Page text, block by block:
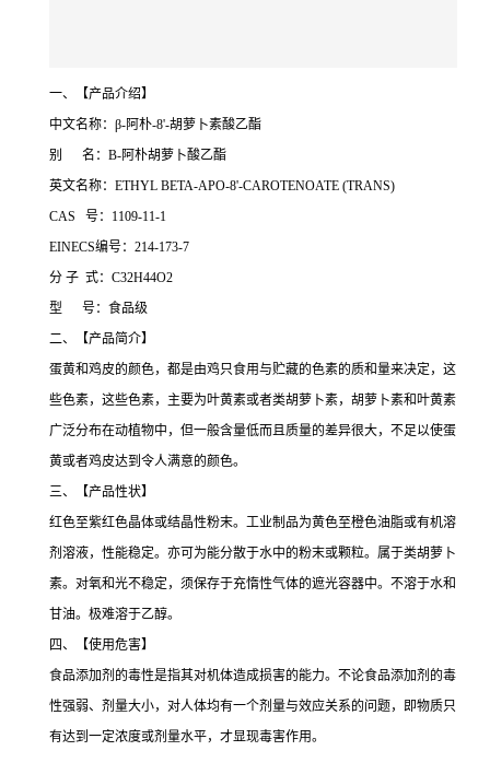
一、【产品介绍】
中文名称：β-阿朴-8'-胡萝卜素酸乙酯
别 名：B-阿朴胡萝卜酸乙酯
英文名称：ETHYL BETA-APO-8'-CAROTENOATE (TRANS)
CAS 号：1109-11-1
EINECS编号：214-173-7
分 子 式：C32H44O2
型 号：食品级
二、【产品简介】
蛋黄和鸡皮的颜色，都是由鸡只食用与贮藏的色素的质和量来决定，这
些色素，这些色素，主要为叶黄素或者类胡萝卜素，胡萝卜素和叶黄素
广泛分布在动植物中，但一般含量低而且质量的差异很大，不足以使蛋
黄或者鸡皮达到令人满意的颜色。
三、【产品性状】
红色至紫红色晶体或结晶性粉末。工业制品为黄色至橙色油脂或有机溶
剂溶液，性能稳定。亦可为能分散于水中的粉末或颗粒。属于类胡萝卜
素。对氧和光不稳定，须保存于充惰性气体的遮光容器中。不溶于水和
甘油。极难溶于乙醇。
四、【使用危害】
食品添加剂的毒性是指其对机体造成损害的能力。不论食品添加剂的毒
性强弱、剂量大小，对人体均有一个剂量与效应关系的问题，即物质只
有达到一定浓度或剂量水平，才显现毒害作用。